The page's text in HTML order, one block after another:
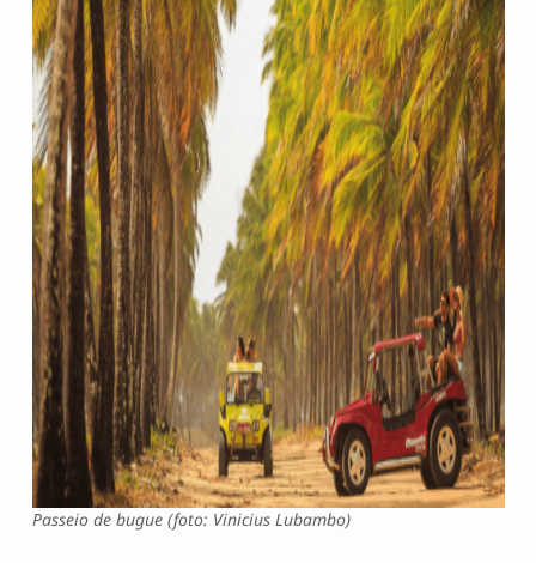
Passeio de bugue (foto: Vinicius Lubambo)